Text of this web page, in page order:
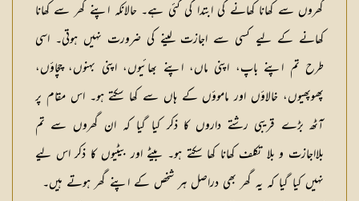
گھروں سے کھانا کھانے کی ابتدا کی گئی ہے۔ حالانکہ اپنے گھر سے کھانا
کھانے کے لیے کسی سے اجازت لینے کی ضرورت نہیں ہوتی۔ اسی
طرح تم اپنے باپ، اپنی ماں، اپنے بھائیوں، اپنی بہنوں، چچاؤں،
پھوپھیوں، خالاؤں اور ماموؤں کے ہاں سے کھا سکتے ہو۔ اس مقام پر
آٹھ بڑے قریبی رشتے داروں کا ذکر کیا گیا کہ ان گھروں سے تم
بلااجازت و بلا تکلف کھانا کھا سکتے ہو۔ بیٹے اور بیٹیوں کا ذکر اس لیے
نہیں کیا گیا کہ یہ گھر بھی دراصل ہر شخص کے اپنے گھر ہوتے ہیں۔